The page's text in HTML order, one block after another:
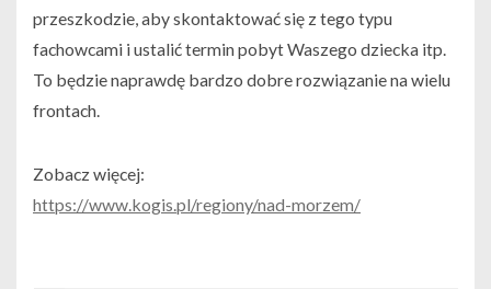
przeszkodzie, aby skontaktować się z tego typu
fachowcami i ustalić termin pobyt Waszego dziecka itp.
To będzie naprawdę bardzo dobre rozwiązanie na wielu
frontach.
Zobacz więcej:
https://www.kogis.pl/regiony/nad-morzem/